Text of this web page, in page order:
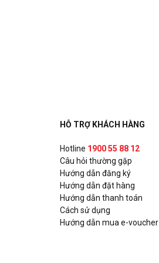
HỖ TRỢ KHÁCH HÀNG
Hotline 1900 55 88 12
Câu hỏi thường gặp
Hướng dẫn đăng ký
Hướng dẫn đặt hàng
Hướng dẫn thanh toán
Cách sử dụng
Hướng dẫn mua e-voucher